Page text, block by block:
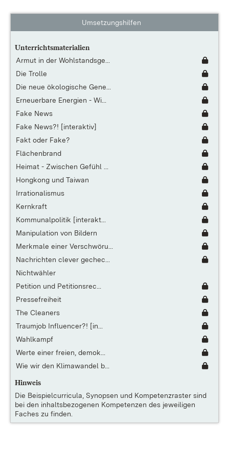
Umsetzungshilfen
Unterrichtsmaterialien
Armut in der Wohlstandsge...
Die Trolle
Die neue ökologische Gene...
Erneuerbare Energien - Wi...
Fake News
Fake News?! [interaktiv]
Fakt oder Fake?
Flächenbrand
Heimat - Zwischen Gefühl ...
Hongkong und Taiwan
Irrationalismus
Kernkraft
Kommunalpolitik [interakt...
Manipulation von Bildern
Merkmale einer Verschwöru...
Nachrichten clever gechec...
Nichtwähler
Petition und Petitionsrec...
Pressefreiheit
The Cleaners
Traumjob Influencer?! [in...
Wahlkampf
Werte einer freien, demok...
Wie wir den Klimawandel b...
Hinweis
Die Beispielcurricula, Synopsen und Kompetenzraster sind
bei den inhaltsbezogenen Kompetenzen des jeweiligen
Faches zu finden.